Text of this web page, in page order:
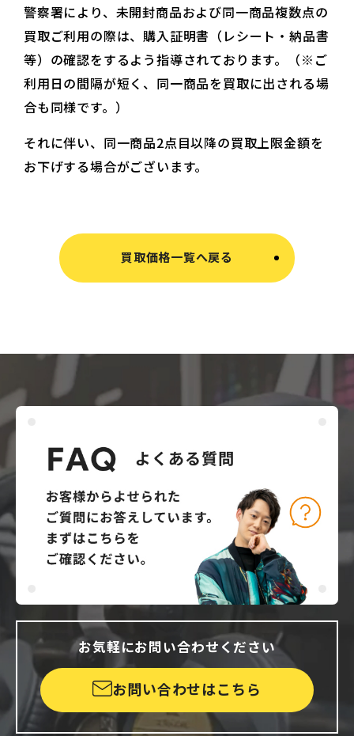
警察署により、未開封商品および同一商品複数点の
買取ご利用の際は、購入証明書（レシート・納品書
等）の確認をするよう指導されております。（※ご
利用日の間隔が短く、同一商品を買取に出される場
合も同様です。）
それに伴い、同一商品2点目以降の買取上限金額を
お下げする場合がございます。
買取価格一覧へ戻る
お気軽にお問い合わせください
お問い合わせはこちら